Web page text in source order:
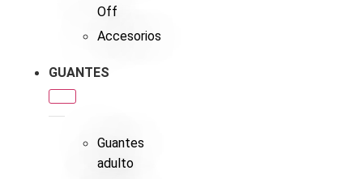
Off
Accesorios
GUANTES
Guantes
adulto